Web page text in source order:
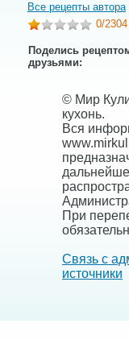
Все рецепты автора
0/2304
Поделись
друзьями:
© Мир
кухонь.
Вся
При
Связь с
источники